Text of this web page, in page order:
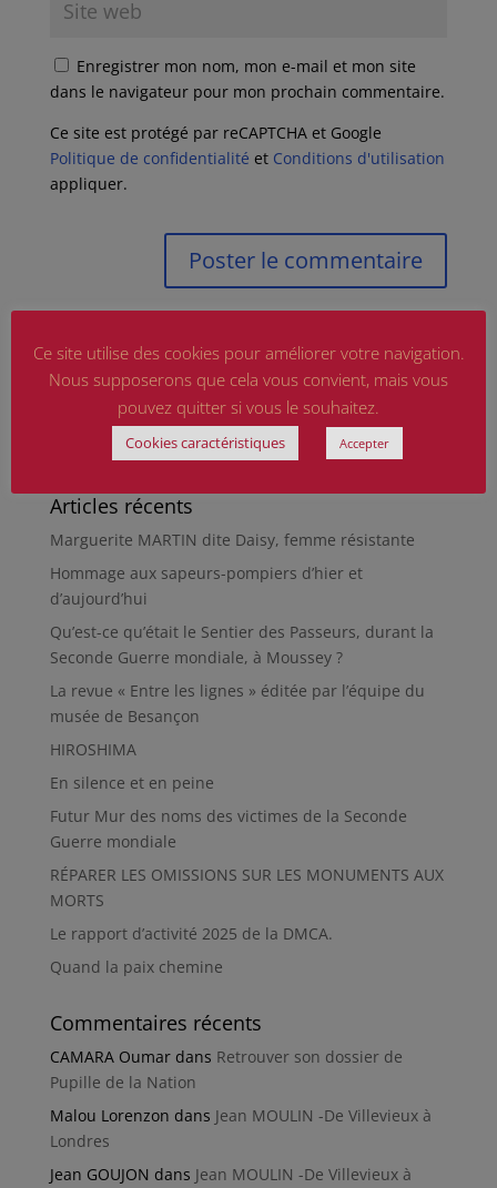
Enregistrer mon nom, mon e-mail et mon site
dans le navigateur pour mon prochain commentaire.
Ce site est protégé par reCAPTCHA et Google
Politique de confidentialité et Conditions d'utilisation
appliquer.
Articles récents
Marguerite MARTIN dite Daisy, femme résistante
Hommage aux sapeurs-pompiers d’hier et
d’aujourd’hui
Qu’est-ce qu’était le Sentier des Passeurs, durant la
Seconde Guerre mondiale, à Moussey ?
La revue « Entre les lignes » éditée par l’équipe du
musée de Besançon
HIROSHIMA
En silence et en peine
Futur Mur des noms des victimes de la Seconde
Guerre mondiale
RÉPARER LES OMISSIONS SUR LES MONUMENTS AUX
MORTS
Le rapport d’activité 2025 de la DMCA.
Quand la paix chemine
Commentaires récents
CAMARA Oumardans Retrouver son dossier de
Pupille de la Nation
Malou Lorenzon dans Jean MOULIN -De Villevieux à
Londres
Jean GOUJON dans Jean MOULIN -De Villevieux à
Ce site utilise des cookies pour améliorer votre navigation.
Nous supposerons que cela vous convient, mais vous
pouvez quitter si vous le souhaitez.
Cookies caractéristiques Accepter